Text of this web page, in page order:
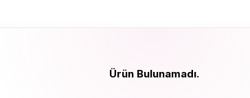
Ürün Bulunamadı.